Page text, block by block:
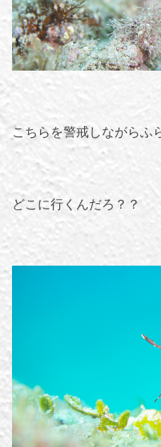
こちらを警戒しながらふ
どこに行くんだろ？？